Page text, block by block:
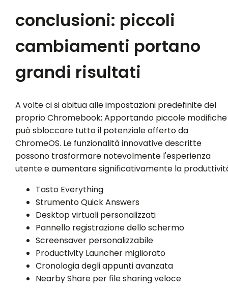
conclusioni: piccoli
cambiamenti portano
grandi risultati
A volte ci si abitua alle impostazioni predefinite del
proprio Chromebook; Apportando piccole modifiche
può sbloccare tutto il potenziale offerto da
ChromeOS. Le funzionalità innovative descritte
possono trasformare notevolmente l'esperienza
utente e aumentare significativamente la
Tasto Everything
Strumento Quick Answers
Desktop virtuali personalizzati
Pannello registrazione dello schermo
Screensaver personalizzabile
Productivity Launcher migliorato
Cronologia degli appunti avanzata
Nearby Share per file sharing veloce